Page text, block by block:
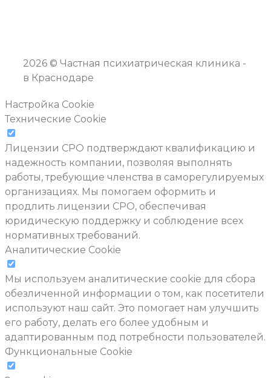
2026 © Частная психиатрическая клиника -
в Краснодаре
Настройка Cookie
Технические Cookie
Лицензии СРО подтверждают квалификацию и
надежность компании, позволяя выполнять
работы, требующие членства в саморегулируемых
организациях. Мы помогаем оформить и
продлить лицензии СРО, обеспечивая
юридическую поддержку и соблюдение всех
нормативных требований.
Аналитические Cookie
Мы используем аналитические cookie для сбора
обезличенной информации о том, как посетители
используют наш сайт. Это помогает нам улучшить
его работу, делать его более удобным и
адаптированным под потребности пользователей.
Функциональные Cookie